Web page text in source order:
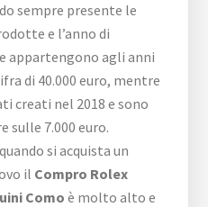
sempre presente le
e l’anno di
appartengono agli anni
di 40.000 euro, mentre
creati nel 2018 e sono
sulle 7.000 euro.
si acquista un
il Compro Rolex
Como è molto alto e